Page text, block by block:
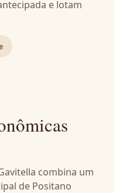
e lotam
combina um
de Positano